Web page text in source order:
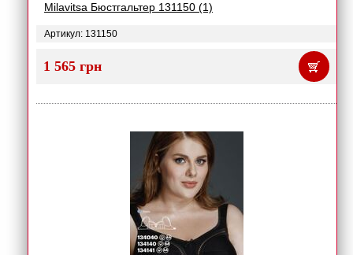
Milavitsa Бюстгальтер 131150 (1)
Артикул: 131150
1 565 грн